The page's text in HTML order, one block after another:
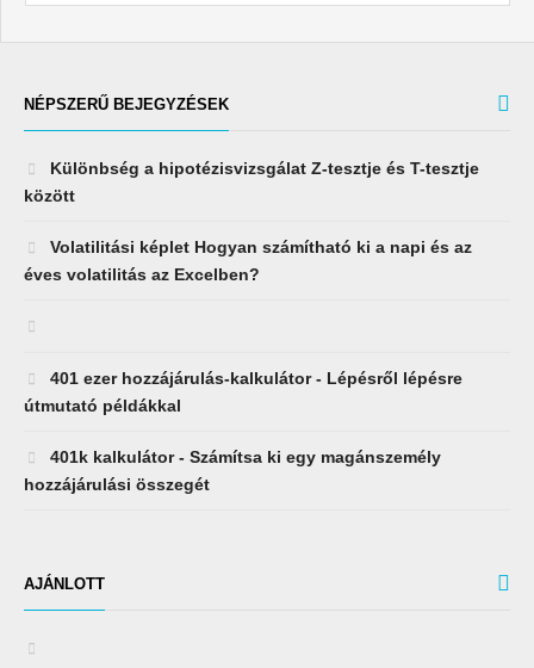
NÉPSZERŰ BEJEGYZÉSEK
Különbség a hipotézisvizsgálat Z-tesztje és T-tesztje
között
Volatilitási képlet Hogyan számítható ki a napi és az
éves volatilitás az Excelben?
401 ezer hozzájárulás-kalkulátor - Lépésről lépésre
útmutató példákkal
401k kalkulátor - Számítsa ki egy magánszemély
hozzájárulási összegét
AJÁNLOTT